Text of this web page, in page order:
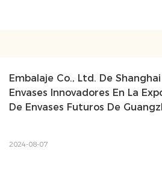
Embalaje Co., Ltd. De
Envases Innovadores En La
De Envases Futuros De
2024-08-07